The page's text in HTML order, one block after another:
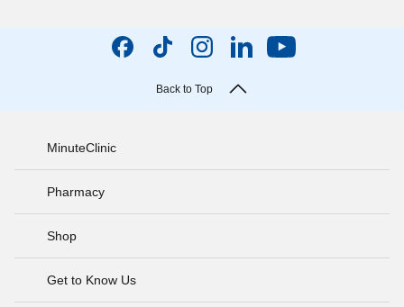
Back to Top
MinuteClinic
Pharmacy
Shop
Get to Know Us